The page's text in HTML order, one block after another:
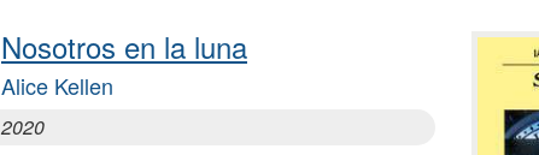
Nosotros en la luna
Alice Kellen
2020